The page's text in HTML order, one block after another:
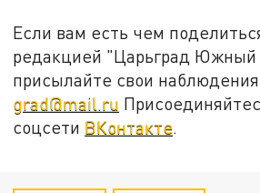
Если вам есть чем
редакцией "Царьград Южный
присылайте свои
grad@mail.ru
соцсети ВКонтакте.